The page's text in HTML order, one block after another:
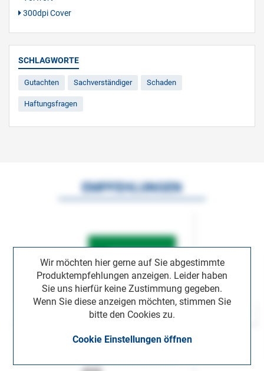
300dpi Cover
SCHLAGWORTE
Gutachten Sachverständiger Schaden
Haftungsfragen
Wir möchten hier gerne auf Sie abgestimmte
Produktempfehlungen anzeigen. Leider haben
Sie uns hierfür keine Zustimmung gegeben.
Wenn Sie diese anzeigen möchten, stimmen Sie
bitte den Cookies zu.
Cookie Einstellungen öffnen
EMPFEHLUNGEN